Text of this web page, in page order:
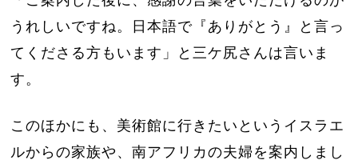
うれしいですね。日本語で『ありがとう』と言っ
てくださる方もいます」と三ケ尻さんは言いま
す。
このほかにも、美術館に行きたいというイスラエ
ルからの家族や、南アフリカの夫婦を案内しまし